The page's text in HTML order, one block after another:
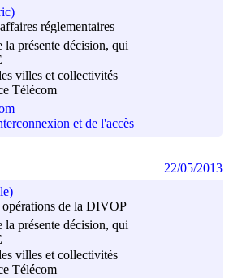
réglementaires
la présente décision, qui
villes et collectivités
Télécom
et de l'accès
opérations de la DIVOP
la présente décision, qui
villes et collectivités
Télécom
22/05/2013